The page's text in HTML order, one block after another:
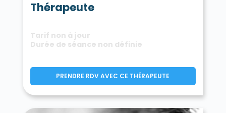
Thérapeute
Tarif non à jour
Durée de séance non définie
PRENDRE RDV AVEC CE THÉRAPEUTE